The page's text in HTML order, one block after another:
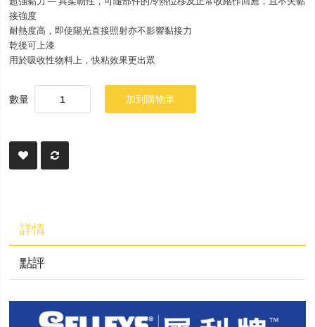
接強度
耐熱度高，即使陽光直接照射亦不影響黏接力
乾後可上漆
用於吸收性物料上，快粘效果更出眾
數量 加到購物車
詳情
點評